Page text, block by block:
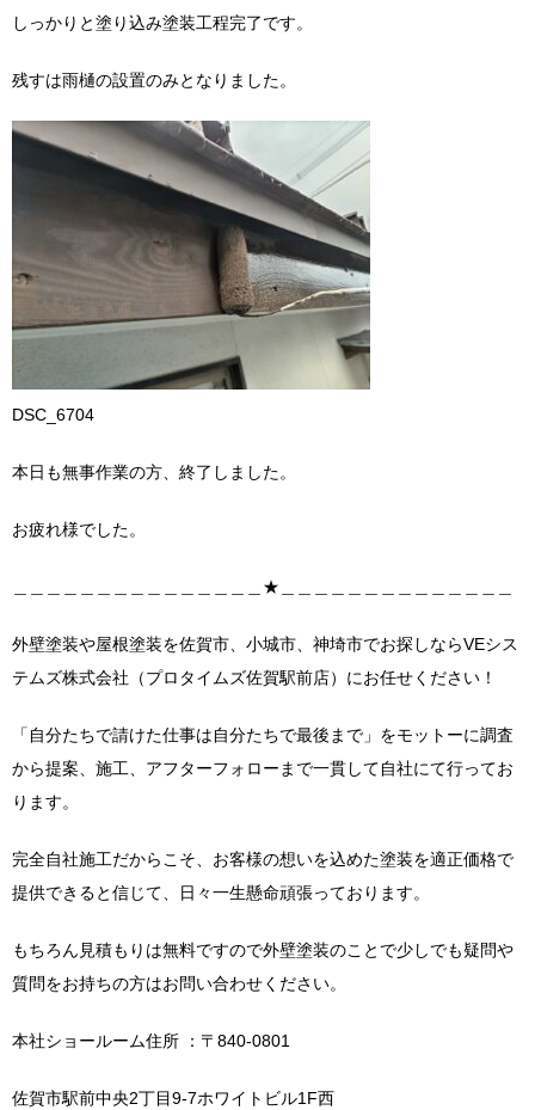
しっかりと塗り込み塗装工程完了です。
残すは雨樋の設置のみとなりました。
DSC_6704
本日も無事作業の方、終了しました。
お疲れ様でした。
＿＿＿＿＿＿＿＿＿＿＿＿＿＿＿★＿＿＿＿＿＿＿＿＿＿＿＿＿＿
外壁塗装や屋根塗装を佐賀市、小城市、神埼市でお探しならVEシス
テムズ株式会社（プロタイムズ佐賀駅前店）にお任せください！
「自分たちで請けた仕事は自分たちで最後まで」をモットーに調査
から提案、施工、アフターフォローまで一貫して自社にて行ってお
ります。
完全自社施工だからこそ、お客様の想いを込めた塗装を適正価格で
提供できると信じて、日々一生懸命頑張っております。
もちろん見積もりは無料ですので外壁塗装のことで少しでも疑問や
質問をお持ちの方はお問い合わせください。
本社ショールーム住所 ：〒840-0801
佐賀市駅前中央2丁目9-7ホワイトビル1F西